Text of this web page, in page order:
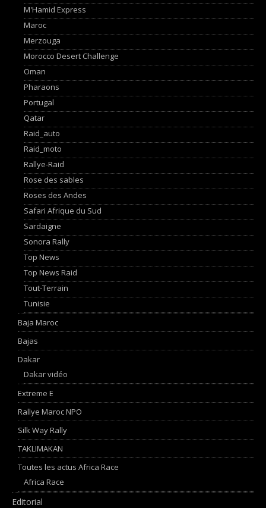
M'Hamid Express
Maroc
Merzouga
Morocco Desert Challenge
Oman
Pharaons
Portugal
Qatar
Raid_auto
Raid_moto
Rallye-Raid
Rose des sables
Roses des Andes
Safari Afrique du Sud
Sardaigne
Sonora Rally
Top News
Top News Raid
Tout-Terrain
Tunisie
Baja Maroc
Bajas
Dakar
Dakar vidéo
Extreme E
Rallye Maroc NPO
Silk Way Rally
TAKLIMAKAN
Toutes les actus Africa Race
Africa Race
Editorial